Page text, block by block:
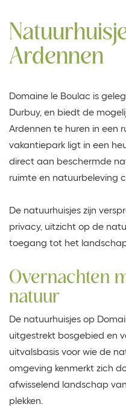
Ardennen
Domaine le Boulac is
Durbuy, en biedt de
Ardennen te huren in een
vakantiepark ligt in een
direct aan beschermde
ruimte en natuurbeleving
De natuurhuisjes zijn
privacy, uitzicht op de
toegang tot het
Overnachten
natuur
De natuurhuisjes op
uitgestrekt bosgebied en
uitvalsbasis voor wie de
omgeving kenmerkt zich
afwisselend landschap
plekken.